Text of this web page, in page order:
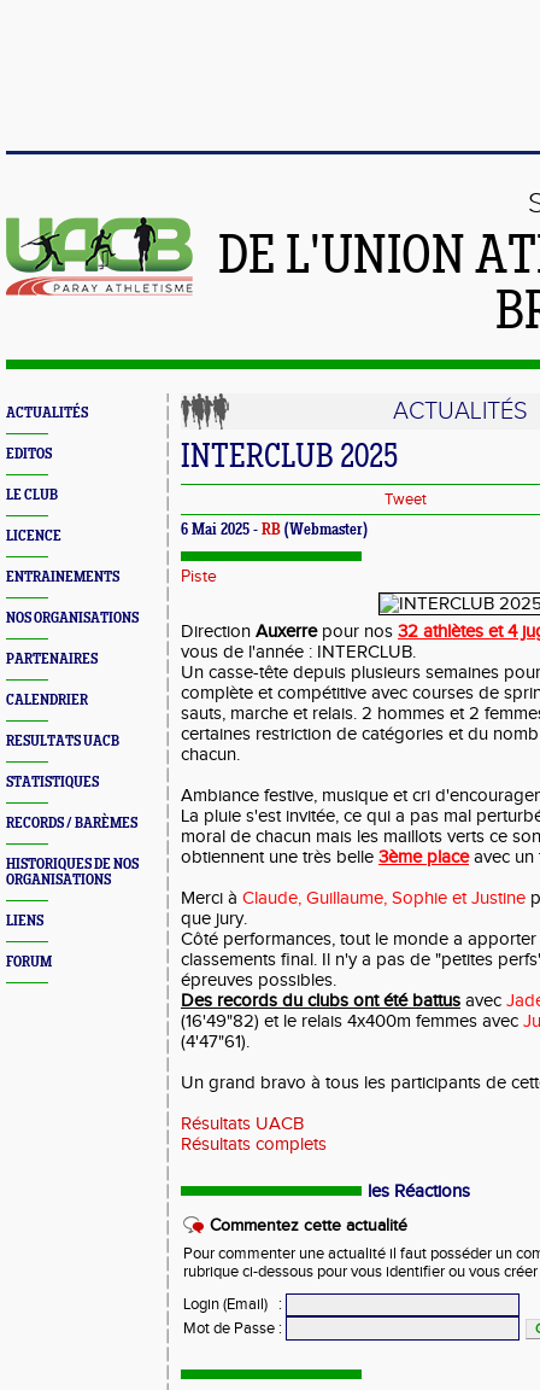
DE L'UNION
ACTUALITÉS
EDITOS
LE CLUB
LICENCE
ENTRAINEMENTS
NOS ORGANISATIONS
PARTENAIRES
CALENDRIER
RESULTATS UACB
STATISTIQUES
RECORDS / BARÈMES
HISTORIQUES DE NOS
ORGANISATIONS
LIENS
FORUM
ACTUALITÉS
INTERCLUB 2025
Tweet
6 Mai 2025 - RB (Webmaster)
Piste
Direction Auxerrepour nos 32 athlètes et 4
vous de l'année : INTERCLUB.
Un casse-tête depuis plusieurs semaines
complète et compétitive avec courses de
sauts, marche et relais. 2 hommes et 2
certaines restriction de catégories et du
chacun.
Ambiance festive, musique et cri
La pluie s'est invitée, ce qui a pas mal
moral de chacun mais les maillots verts ce
obtiennent une très belle 3ème placeavec un
Merci à Claude, Guillaume, Sophie et Justine
que jury.
Côté performances, tout le monde a
classements final. Il n'y a pas de "petites
épreuves possibles.
Des records du clubs ont été battus avec
(16'49"82) et le relais 4x400m femmes avec
(4'47"61).
Un grand bravo à tous les participants de
Résultats UACB
Résultats complets
les Réactions
Commentez cette actualité
Pour commenter une actualité il faut posséder un
rubrique ci-dessous pour vous identifier ou vous
Login (Email)
:
Mot de Passe :